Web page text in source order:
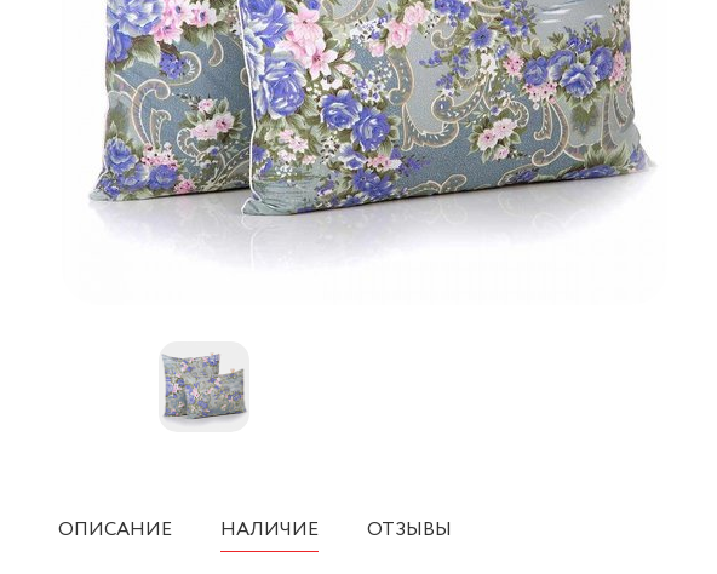
ОПИСАНИЕ НАЛИЧИЕ ОТЗЫВЫ